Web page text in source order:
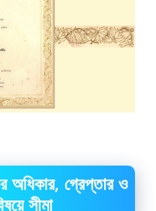
গ্রেপ্তার ও
সীমা